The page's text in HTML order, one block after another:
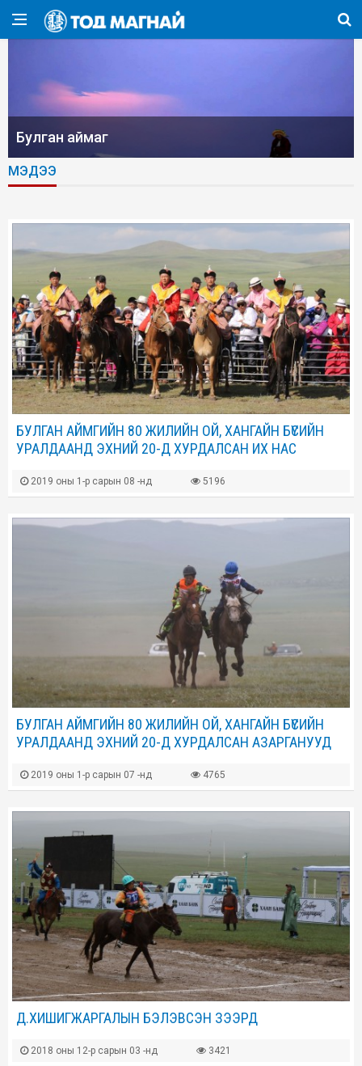
Булган аймаг
МЭДЭЭ
БУЛГАН АЙМГИЙН 80 ЖИЛИЙН ОЙ, ХАНГАЙН БҮСИЙН
УРАЛДААНД ЭХНИЙ 20-Д ХУРДАЛСАН ИХ НАС
2019 оны 1-р сарын 08 -нд 5196
БУЛГАН АЙМГИЙН 80 ЖИЛИЙН ОЙ, ХАНГАЙН БҮСИЙН
УРАЛДААНД ЭХНИЙ 20-Д ХУРДАЛСАН АЗАРГАНУУД
2019 оны 1-р сарын 07 -нд 4765
Д.ХИШИГЖАРГАЛЫН БЭЛЭВСЭН ЗЭЭРД
2018 оны 12-р сарын 03 -нд 3421